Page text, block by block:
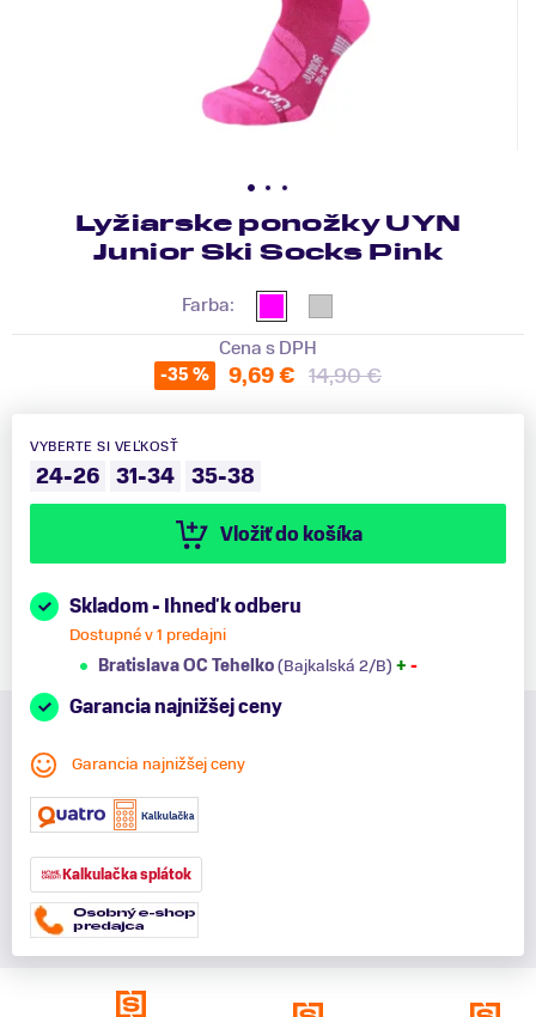
Lyžiarske ponožky UYN
Junior Ski Socks Pink
Farba:
Cena s DPH
-35 % 9,69 € 14,90 €
VYBERTE SI VEĽKOSŤ
24-26 31-34 35-38
Vložiť do košíka
Skladom - Ihneď k odberu
Dostupné v 1 predajni
Bratislava OC Tehelko(Bajkalská 2/B) + -
Garancia najnižšej ceny
Garancia najnižšej ceny
Kalkulačka splátok